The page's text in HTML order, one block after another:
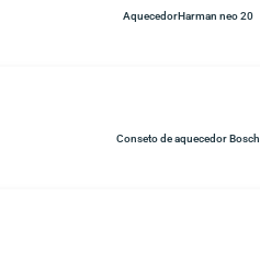
AquecedorHarman neo 20
Conseto de aquecedor Bosch